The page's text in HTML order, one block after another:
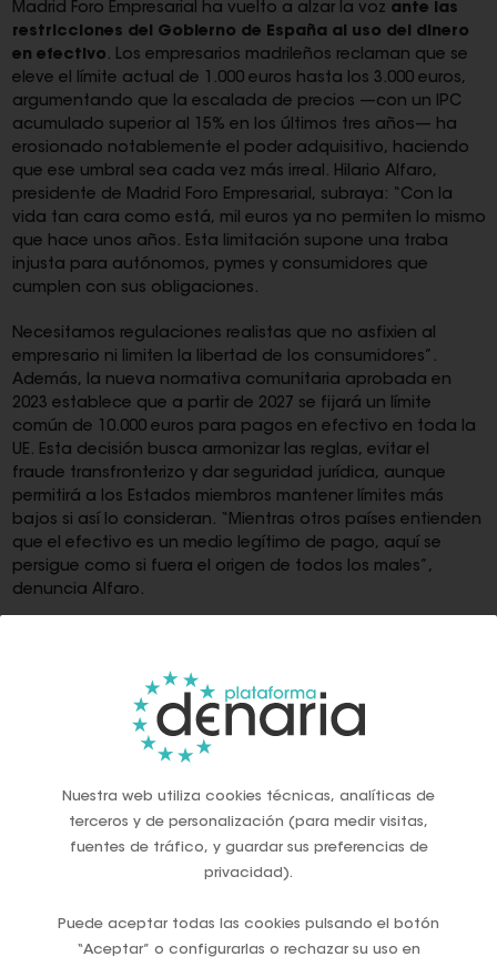
Madrid Foro Empresarial ha vuelto a alzar la voz ante las
restricciones del Gobierno de España al uso del dinero
en efectivo . Los empresarios madrileños reclaman que se
eleve el límite actual de 1.000 euros hasta los 3.000 euros,
argumentando que la escalada de precios —con un IPC
acumulado superior al 15% en los últimos tres años— ha
erosionado notablemente el poder adquisitivo, haciendo
que ese umbral sea cada vez más irreal. Hilario Alfaro,
presidente de Madrid Foro Empresarial, subraya: “Con la
vida tan cara como está, mil euros ya no permiten lo mismo
que hace unos años. Esta limitación supone una traba
injusta para autónomos, pymes y consumidores que
cumplen con sus obligaciones.
Necesitamos regulaciones realistas que no asfixien al
empresario ni limiten la libertad de los consumidores”.
Además, la nueva normativa comunitaria aprobada en
2023 establece que a partir de 2027 se fijará un límite
común de 10.000 euros para pagos en efectivo en toda la
UE. Esta decisión busca armonizar las reglas, evitar el
fraude transfronterizo y dar seguridad jurídica, aunque
permitirá a los Estados miembros mantener límites más
bajos si así lo consideran. “Mientras otros países entienden
que el efectivo es un medio legítimo de pago, aquí se
persigue como si fuera el origen de todos los males”,
denuncia Alfaro.
Una normativa más restrictiva que en la
mayoría de Europa España se encuentra entre los países
con mayor rigidez normativa respecto al uso de efectivo.
España: 1.000 €
Croacia: 10.000 €
Alemania: Sin límite legal, aunque se estudia establecer
uno en 5.000 €
Nuestra web utiliza cookies técnicas, analíticas de
terceros y de personalización (para medir visitas,
fuentes de tráfico, y guardar sus preferencias de
privacidad).
Puede aceptar todas las cookies pulsando el botón
“Aceptar” o configurarlas o rechazar su uso en